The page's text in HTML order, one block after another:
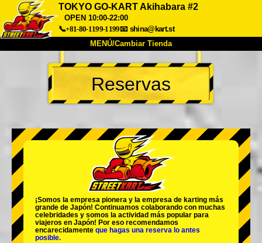
TOKYO GO-KART Akihabara #2
OPEN 10:00-22:00
📞+81-80-1199-1199📧 shina@kart.st
MENÚ/Cambiar Tienda
Acerca de Especificaciones Precios
Acceso Testimonios Preguntas Frecuentes
Reservas
Cambiar Tienda
Tokyo Akihabara#1
Tokyo Akihabara#2
Tokyo Shibuya Annex Tokyo Bay
Tokyo Asakusa Osaka
Okinawa
Reservas
¡Somos la empresa pionera y la empresa de karting más
grande de Japón! Continuamos colaborando con muchas
celebridades y somos la actividad más popular para
viajeros en Japón! Por eso recomendamos
encarecidamente que hagas una reserva lo antes
posible.